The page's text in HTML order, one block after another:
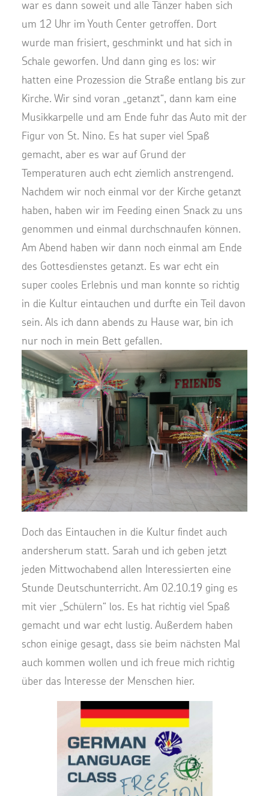
war es dann soweit und alle Tänzer haben sich
um 12 Uhr im Youth Center getroffen. Dort
wurde man frisiert, geschminkt und hat sich in
Schale geworfen. Und dann ging es los: wir
hatten eine Prozession die Straße entlang bis zur
Kirche. Wir sind voran „getanzt“, dann kam eine
Musikkarpelle und am Ende fuhr das Auto mit der
Figur von St. Nino. Es hat super viel Spaß
gemacht, aber es war auf Grund der
Temperaturen auch echt ziemlich anstrengend.
Nachdem wir noch einmal vor der Kirche getanzt
haben, haben wir im Feeding einen Snack zu uns
genommen und einmal durchschnaufen können.
Am Abend haben wir dann noch einmal am Ende
des Gottesdienstes getanzt. Es war echt ein
super cooles Erlebnis und man konnte so richtig
in die Kultur eintauchen und durfte ein Teil davon
sein. Als ich dann abends zu Hause war, bin ich
nur noch in mein Bett gefallen.
Doch das Eintauchen in die Kultur findet auch
andersherum statt. Sarah und ich geben jetzt
jeden Mittwochabend allen Interessierten eine
Stunde Deutschunterricht. Am 02.10.19 ging es
mit vier „Schülern“ los. Es hat richtig viel Spaß
gemacht und war echt lustig. Außerdem haben
schon einige gesagt, dass sie beim nächsten Mal
auch kommen wollen und ich freue mich richtig
über das Interesse der Menschen hier.